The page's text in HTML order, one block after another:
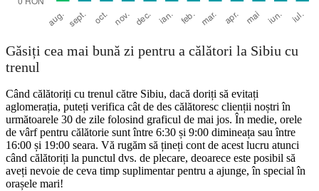
Găsiți cea mai bună zi pentru a călători la Sibiu cu
trenul
Când călătoriți cu trenul către Sibiu, dacă doriți să evitați
aglomerația, puteți verifica cât de des călătoresc clienții noștri în
următoarele 30 de zile folosind graficul de mai jos. În medie, orele
de vârf pentru călătorie sunt între 6:30 și 9:00 dimineața sau între
16:00 și 19:00 seara. Vă rugăm să țineți cont de acest lucru atunci
când călătoriți la punctul dvs. de plecare, deoarece este posibil să
aveți nevoie de ceva timp suplimentar pentru a ajunge, în special în
orașele mari!